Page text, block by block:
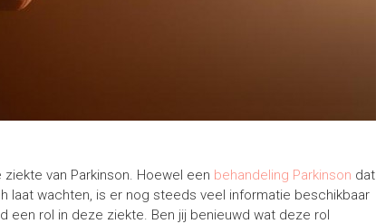
van Parkinson. Hoewel een behandeling Parkinson dat
wachten, is er nog steeds veel informatie beschikbaar
een rol in deze ziekte. Ben jij benieuwd wat deze rol